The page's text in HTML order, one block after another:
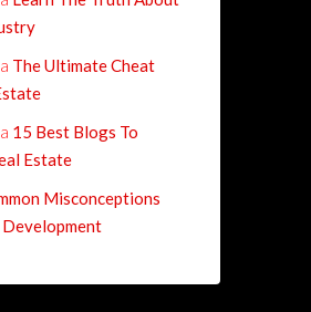
The Ultimate Cheat
15 Best Blogs To
Estate
Misconceptions